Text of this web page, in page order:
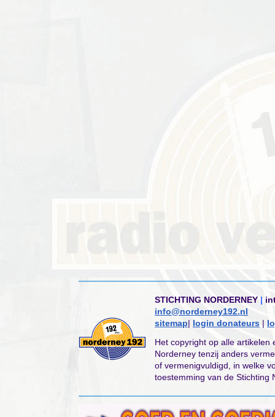
STICHTING NORDERNEY |
info@norderney192.nl
sitemap| login donateurs |
Het copyright op alle artikelen
Norderney tenzij anders
of vermenigvuldigd, in welke
toestemming van de Stichting